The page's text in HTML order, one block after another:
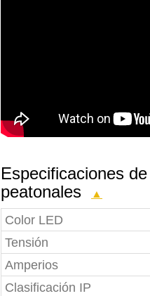
Especificaciones
peatonales
▲
Color LED
Tensión
Amperios
Clasificación IP